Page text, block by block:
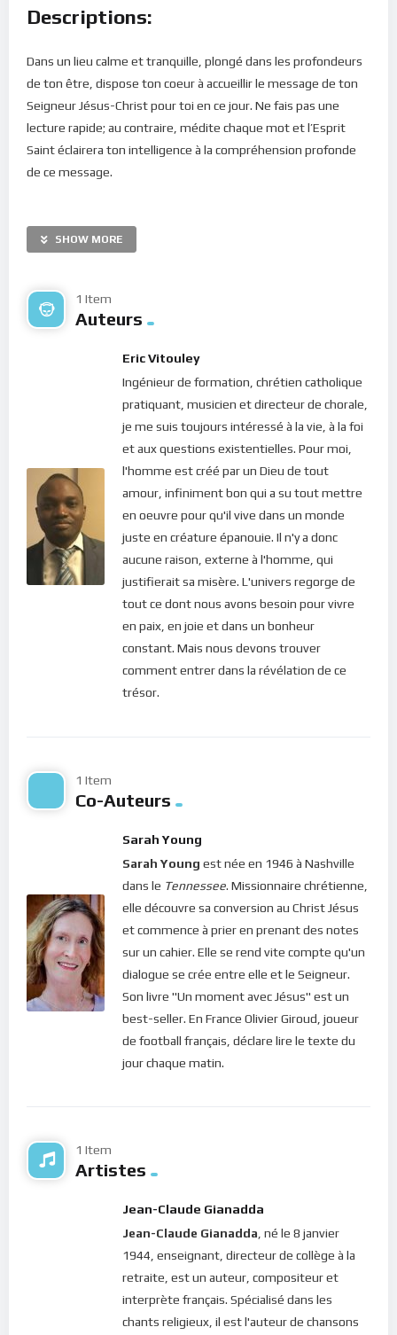
Descriptions:
Dans un lieu calme et tranquille, plongé dans les profondeurs
de ton être, dispose ton coeur à accueillir le message de ton
Seigneur Jésus-Christ pour toi en ce jour. Ne fais pas une
lecture rapide; au contraire, médite chaque mot et l’Esprit
Saint éclairera ton intelligence à la compréhension profonde
de ce message.
Viens à moi et détends-toi. Tout ce qui
chemin est-il rocailleux et escarpé ? Ralentis et
agrippe fermement ma main. Je suis en train
Lève tes mains vides vers moi, dans une
attitude de foi, pour recevoir ma présence. La
lumière, la jojie et la paix en découlent
librement.
Lorsque ton attention est détournée de moi, tu
languis après d’autres réalités. Tu laisses
tomber le cadeau resplendissant de ma
présence pour des cendres sans vie. Reviens à
moi, reviens dans ma présence !
Pour vous inscrire directement aux publications, veuillez
design=”twitter”]
Si vous voulez vous inscrire sur le site (afin d’être en mesure
de poster des commentaires) et pour les publications,
veuillez cliquer ici :Inscription
SHOW MORE
1 Item
Auteurs
Eric Vitouley
Ingénieur de formation, chrétien catholique
pratiquant, musicien et directeur de chorale,
je me suis toujours intéressé à la vie, à la foi
et aux questions existentielles. Pour moi,
l'homme est créé par un Dieu de tout
amour, infiniment bon qui a su tout mettre
en oeuvre pour qu'il vive dans un monde
juste en créature épanouie. Il n'y a donc
aucune raison, externe à l'homme, qui
justifierait sa misère. L'univers regorge de
tout ce dont nous avons besoin pour vivre
en paix, en joie et dans un bonheur
constant. Mais nous devons trouver
comment entrer dans la révélation de ce
trésor.
1 Item
Co-Auteurs
Sarah Young
Sarah Young est née en 1946 à Nashville
dans le Tennessee. Missionnaire chrétienne,
elle découvre sa conversion au Christ Jésus
et commence à prier en prenant des notes
sur un cahier. Elle se rend vite compte qu'un
dialogue se crée entre elle et le Seigneur.
Son livre "Un moment avec Jésus" est un
best-seller. En France Olivier Giroud, joueur
de football français, déclare lire le texte du
jour chaque matin.
1 Item
Artistes
Jean-Claude Gianadda
Jean-Claude Gianadda , né le 8 janvier
1944, enseignant, directeur de collège à la
retraite, est un auteur, compositeur et
interprète français. Spécialisé dans les
chants religieux, il est l'auteur de chansons